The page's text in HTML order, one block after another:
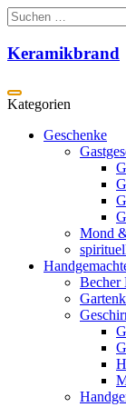
Zum
Inhalt
springen
Suchen
nach:
Keramikbrand
Geschenke
Mond
Becher